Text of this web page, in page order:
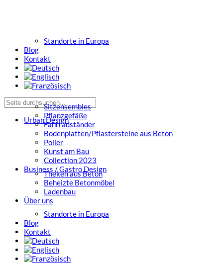
Standorte in Europa
Blog
Kontakt
Urban Design
Sitzensembles
Pflanzgefäße
Fahrradständer
Bodenplatten/Pflastersteine aus Beton
Poller
Kunst am Bau
Collection 2023
Business / Gastro Design
Theken aus Beton
Beheizte Betonmöbel
Ladenbau
Über uns
Standorte in Europa
Blog
Kontakt